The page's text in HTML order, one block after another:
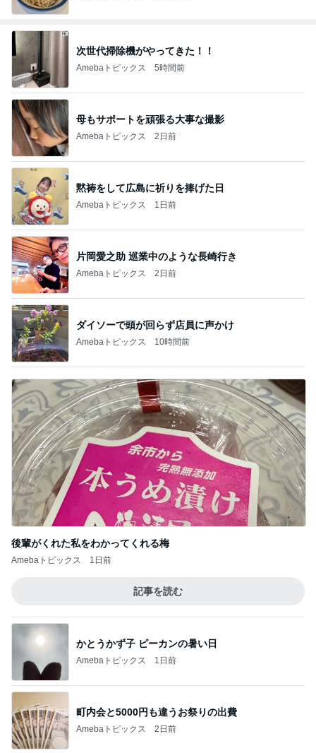
次世代掃除機がやってきた！！
Amebaトピックス 5時間前
母もサポートを頑張る大事な撮影
Amebaトピックス 2日前
黙祷をして広島に祈りを捧げた日
Amebaトピックス 1日前
片岡愛之助 巡業中のような長崎行き
Amebaトピックス 2日前
ダイソーで頭が回らず店員に声かけ
Amebaトピックス 10時間前
後輩がくれた私をわかってくれる梅
Amebaトピックス 1日前
記事を読む
かとうかず子 ピーカンの暑い日
Amebaトピックス 1日前
町内会と5000円も違うお祭りの出費
Amebaトピックス 2日前